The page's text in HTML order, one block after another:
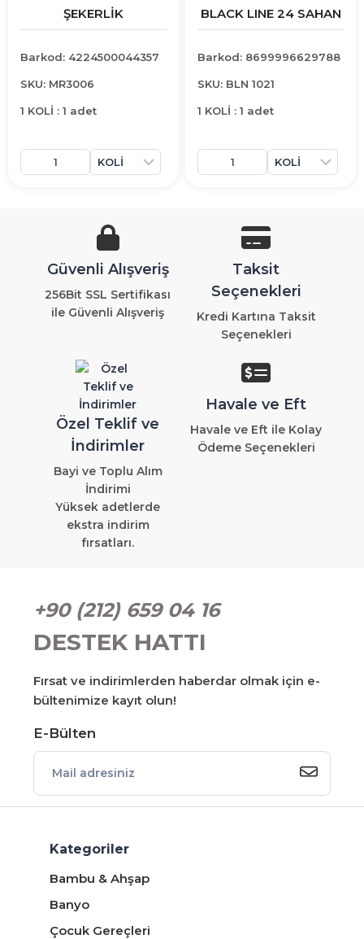
ŞEKERLİK
Barkod: 4224500044357
SKU: MR3006
1 KOLİ : 1 adet
BLACK LINE 24 SAHAN
Barkod: 8699996629788
SKU: BLN 1021
1 KOLİ : 1 adet
Güvenli Alışveriş
256Bit SSL Sertifikası
ile Güvenli Alışveriş
Taksit
Seçenekleri
Kredi Kartına Taksit
Seçenekleri
Özel Teklif ve
İndirimler
Bayi ve Toplu Alım
İndirimi
Yüksek adetlerde
ekstra indirim
fırsatları.
Havale ve Eft
Havale ve Eft ile Kolay
Ödeme Seçenekleri
+90 (212) 659 04 16
DESTEK HATTI
Fırsat ve indirimlerden haberdar olmak için e-
bültenimize kayıt olun!
E-Bülten
Kategoriler
Bambu & Ahşap
Banyo
Çocuk Gereçleri